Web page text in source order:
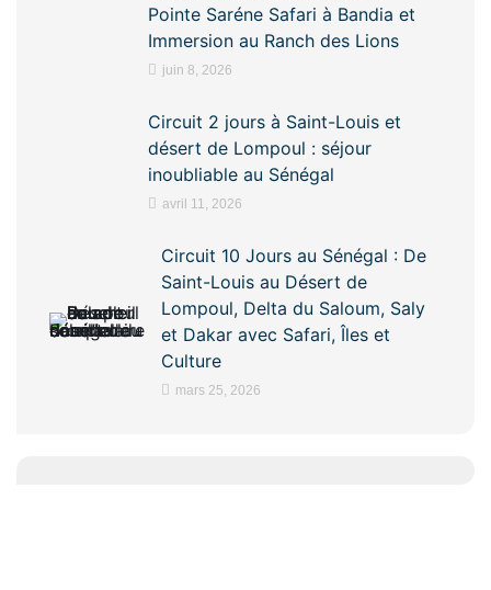
Pointe Saréne Safari à Bandia et
Immersion au Ranch des Lions
juin 8, 2026
Circuit 2 jours à Saint-Louis et
désert de Lompoul : séjour
inoubliable au Sénégal
avril 11, 2026
Circuit 10 Jours au Sénégal : De
Saint-Louis au Désert de
Lompoul, Delta du Saloum, Saly
et Dakar avec Safari, Îles et
Culture
mars 25, 2026